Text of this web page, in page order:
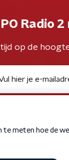
Radio
op de